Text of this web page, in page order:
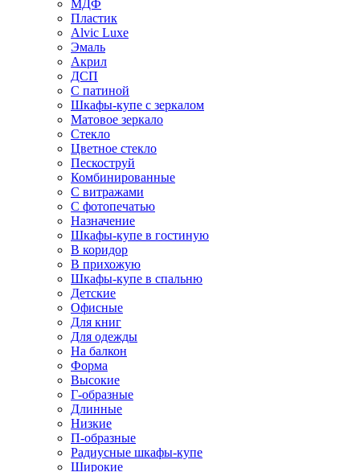
МДФ
Пластик
Alvic Luxe
Эмаль
Акрил
ДСП
С патиной
Шкафы-купе с зеркалом
Матовое зеркало
Стекло
Цветное стекло
Пескоструй
Комбинированные
С витражами
С фотопечатью
Назначение
Шкафы-купе в гостиную
В коридор
В прихожую
Шкафы-купе в спальню
Детские
Офисные
Для книг
Для одежды
На балкон
Форма
Высокие
Г-образные
Длинные
Низкие
П-образные
Радиусные шкафы-купе
Широкие